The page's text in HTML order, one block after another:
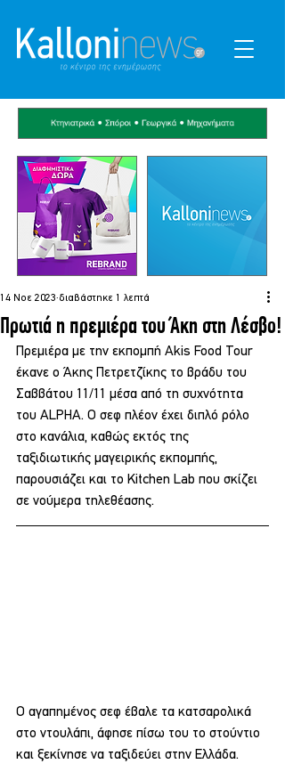
Πρωτιά η πρεμιέρα του Άκη στη Λέσβο!
14 Νοε 2023 διαβάστηκε 1 λεπτά
Πρεμιέρα με την εκπομπή Akis Food Tour
έκανε ο Άκης Πετρετζίκης το βράδυ του
Σαββάτου 11/11 μέσα από τη συχνότητα
του ALPHA. Ο σεφ πλέον έχει διπλό ρόλο
στο κανάλια, καθώς εκτός της
ταξιδιωτικής μαγειρικής εκπομπής,
παρουσιάζει και το Kitchen Lab που σκίζει
σε νούμερα τηλεθέασης.
Ο αγαπημένος σεφ έβαλε τα κατσαρολικά
στο ντουλάπι, άφησε πίσω του το στούντιο
και ξεκίνησε να ταξιδεύει στην Ελλάδα.